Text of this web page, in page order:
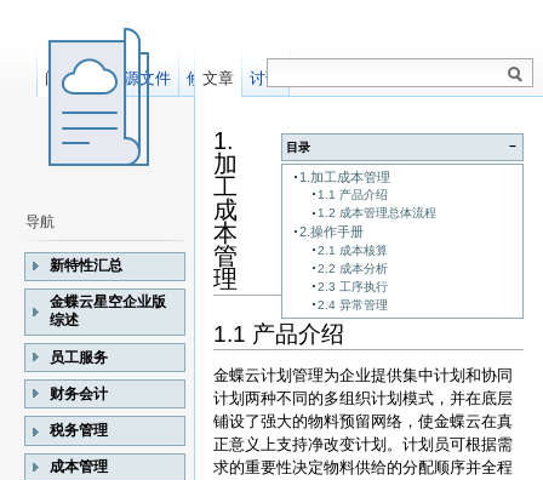
−
目录
1.加工成本管理
1.1 产品介绍
1.2 成本管理总体流程
2.操作手册
2.1 成本核算
2.2 成本分析
2.3 工序执行
2.4 异常管理
1.
加
工
成
本
管
理
1.1 产品介绍
金蝶云计划管理为企业提供集中计划和协同
计划两种不同的多组织计划模式，并在底层
铺设了强大的物料预留网络，使金蝶云在真
正意义上支持净改变计划。计划员可根据需
求的重要性决定物料供给的分配顺序并全程
文章 讨论
阅读 显示源文件 修订记录
导航
新特性汇总
金蝶云星空企业版
综述
员工服务
财务会计
税务管理
成本管理